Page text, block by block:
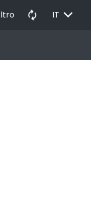
autorenew IT EXPAND_MORE